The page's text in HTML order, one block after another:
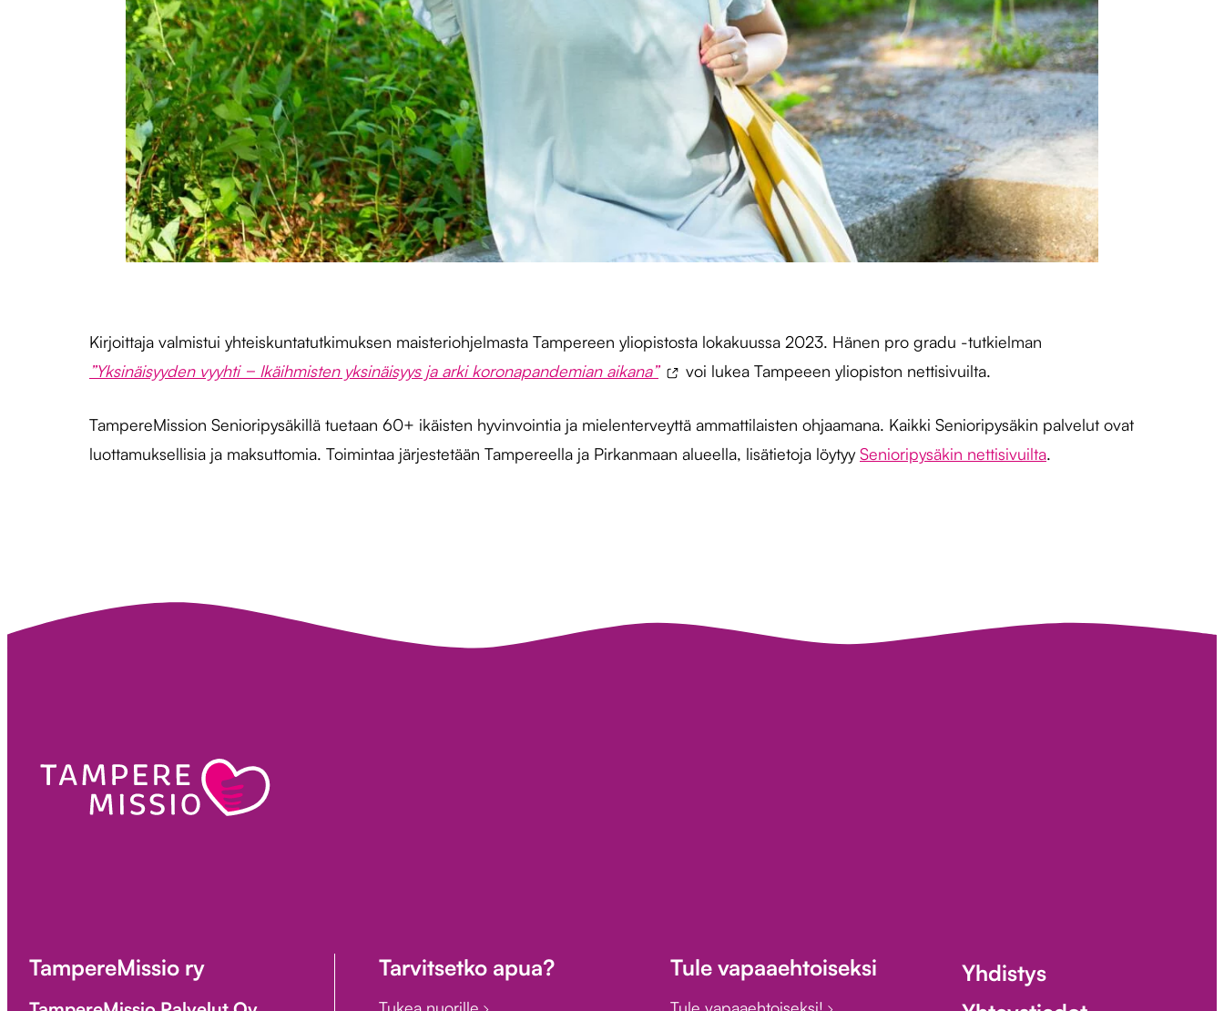
Kirjoittaja valmistui yhteiskuntatutkimuksen maisteriohjelmasta Tampereen yliopistosta lokakuussa 2023. Hänen pro gradu -tutkielman
”Yksinäisyyden vyyhti − Ikäihmisten yksinäisyys ja arki koronapandemian aikana”
voi lukea Tampeeen yliopiston nettisivuilta.
TampereMission Senioripysäkillä tuetaan 60+ ikäisten hyvinvointia ja mielenterveyttä ammattilaisten ohjaamana. Kaikki Senioripysäkin palvelut ovat
luottamuksellisia ja maksuttomia. Toimintaa järjestetään Tampereella ja Pirkanmaan alueella, lisätietoja löytyySenioripysäkin nettisivuilta.
TampereMissio ry Tarvitsetko apua? Tule vapaaehtoiseksi
Yhdistys